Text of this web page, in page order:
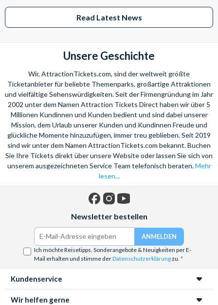
an. Wir beraten Sie gerne bei der Auswahl Ihrer individuellen
Read Latest News
Unsere Geschichte
Wir, AttractionTickets.com, sind der weltweit größte
Ticketanbieter für beliebte Themenparks, großartige Attraktionen
und vielfältige Sehenswürdigkeiten. Seit der Firmengründung im Jahr
2002 unter dem Namen Attraction Tickets Direct haben wir über 5
Millionen Kundinnen und Kunden bedient und sind dabei unserer
Mission, dem Urlaub unserer Kunden und Kundinnen Freude und
glückliche Momente hinzuzufügen, immer treu geblieben. Seit 2019
sind wir unter dem Namen AttractionTickets.com bekannt. Buchen
Sie Ihre Tickets direkt über unsere Website oder lassen Sie sich von
unserem ausgezeichneten Service Team telefonisch beraten.Mehr
lesen...
Newsletter bestellen
Ich möchte Reisetipps, Sonderangebote & Neuigkeiten per E-
Mail erhalten und stimme derDatenschutzerklärungzu.
Kundenservice
Wir helfen gerne